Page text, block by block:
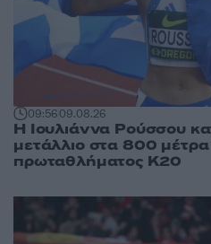
09:5609.08.26
Η Ιουλιάννα Ρούσσου
μετάλλιο στα 800
πρωταθλήματος Κ20